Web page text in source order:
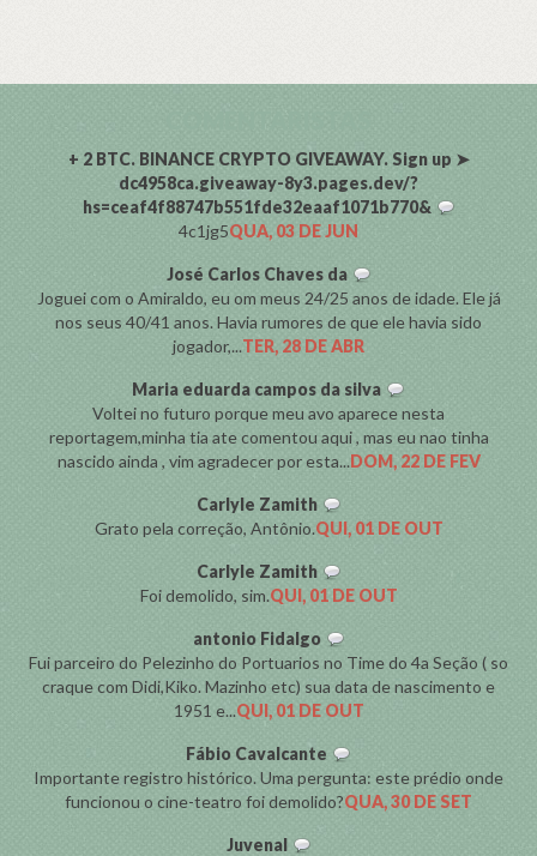
+ 2 BTC. BINANCE CRYPTO GIVEAWAY. Sign up ➤
dc4958ca.giveaway-8y3.pages.dev/?
hs=ceaf4f88747b551fde32eaaf1071b770&
4c1jg5QUA, 03 DE JUN
José Carlos Chaves da
Joguei com o Amiraldo, eu om meus 24/25 anos de idade. Ele já
nos seus 40/41 anos. Havia rumores de que ele havia sido
jogador,...TER, 28 DE ABR
Maria eduarda campos da silva
Voltei no futuro porque meu avo aparece nesta
reportagem,minha tia ate comentou aqui , mas eu nao tinha
nascido ainda , vim agradecer por esta...DOM, 22 DE FEV
Carlyle Zamith
Grato pela correção, Antônio.QUI, 01 DE OUT
Carlyle Zamith
Foi demolido, sim.QUI, 01 DE OUT
antonio Fidalgo
Fui parceiro do Pelezinho do Portuarios no Time do 4a Seção ( so
craque com Didi,Kiko. Mazinho etc) sua data de nascimento e
1951 e...QUI, 01 DE OUT
Fábio Cavalcante
Importante registro histórico. Uma pergunta: este prédio onde
funcionou o cine-teatro foi demolido?QUA, 30 DE SET
Juvenal